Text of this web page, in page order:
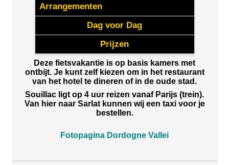
Arrangementen
Dag voor Dag
Prijzen
Deze fietsvakantie is op basis kamers met
ontbijt. Je kunt zelf kiezen om in het restaurant
van het hotel te dineren of in de oude stad.
Souillac ligt op 4 uur reizen vanaf Parijs (trein).
Van hier naar Sarlat kunnen wij een taxi voor je
bestellen.
Fotopagina Dordogne Vallei